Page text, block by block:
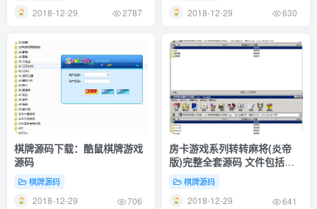
2018-12-29 2787 2018-12-29 630
棋牌源码下载：酷鼠棋牌游戏
源码
棋牌源码
2018-12-29 706
房卡游戏系列转转麻将(炎帝
版)完整全套源码 文件包括服
务、客户端源码，数据库下载
棋牌源码
2018-12-29 641